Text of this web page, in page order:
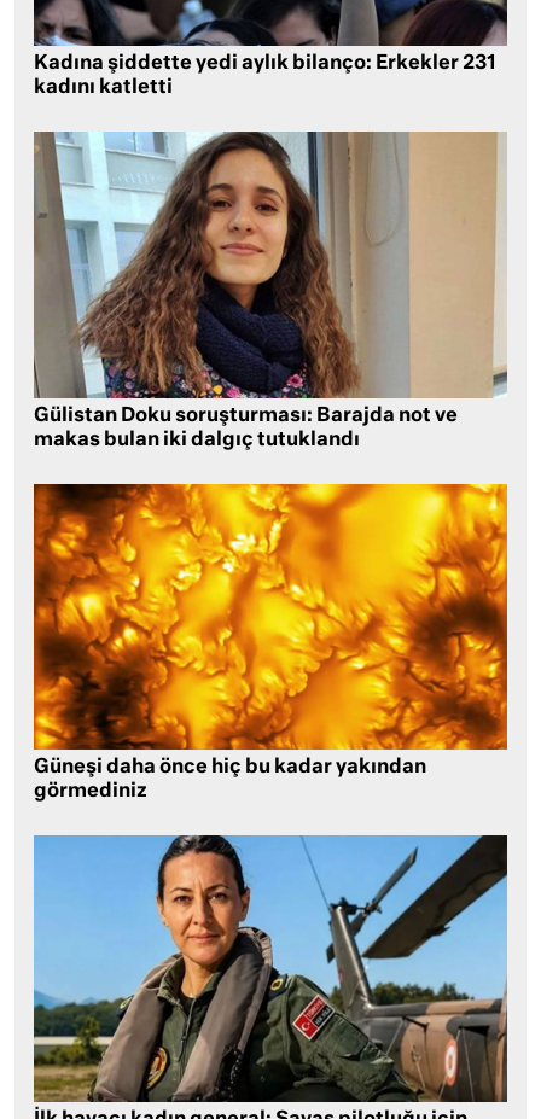
Kadına şiddette yedi aylık bilanço: Erkekler 231
kadını katletti
Gülistan Doku soruşturması: Barajda not ve
makas bulan iki dalgıç tutuklandı
Güneşi daha önce hiç bu kadar yakından
görmediniz